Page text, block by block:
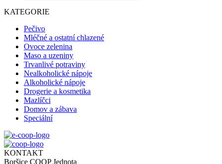
KATEGORIE
Pečivo
Mléčné a ostatní chlazené
Ovoce zelenina
Maso a uzeniny
Trvanlivé potraviny
Nealkoholické nápoje
Alkoholické nápoje
Drogerie a kosmetika
Mazlíčci
Domov a zábava
Speciální
KONTAKT
Boršice COOP Jednota